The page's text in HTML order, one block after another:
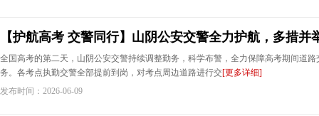
【护航高考 交警同行】山阴公安交警全力护航，多措并
全国高考的第二天，山阴公安交警持续调整勤务，科学布警，全力保障高考期间道
务。各考点执勤交警全部提前到岗，对考点周边道路进行交[更多详细]
发布时间：2026-06-09